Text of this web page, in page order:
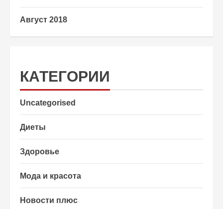
Август 2018
КАТЕГОРИИ
Uncategorised
Диеты
Здоровье
Мода и красота
Новости плюс